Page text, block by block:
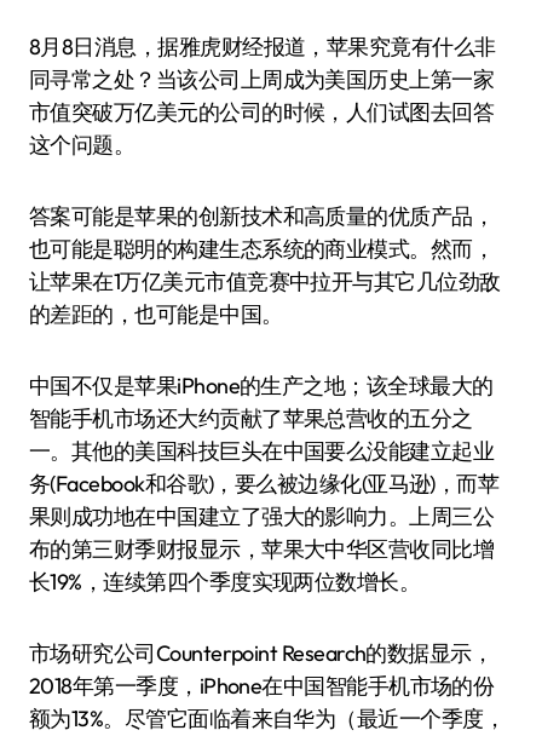
8月8日消息，据雅虎财经报道，苹果究竟有什么非
同寻常之处？当该公司上周成为美国历史上第一家
市值突破万亿美元的公司的时候，人们试图去回答
这个问题。
答案可能是苹果的创新技术和高质量的优质产品，
也可能是聪明的构建生态系统的商业模式。然而，
让苹果在1万亿美元市值竞赛中拉开与其它几位劲敌
的差距的，也可能是中国。
中国不仅是苹果iPhone的生产之地；该全球最大的
智能手机市场还大约贡献了苹果总营收的五分之
一。其他的美国科技巨头在中国要么没能建立起业
务(Facebook和谷歌)，要么被边缘化(亚马逊)，而苹
果则成功地在中国建立了强大的影响力。上周三公
布的第三财季财报显示，苹果大中华区营收同比增
长19%，连续第四个季度实现两位数增长。
市场研究公司Counterpoint Research的数据显示，
2018年第一季度，iPhone在中国智能手机市场的份
额为13%。尽管它面临着来自华为（最近一个季度，